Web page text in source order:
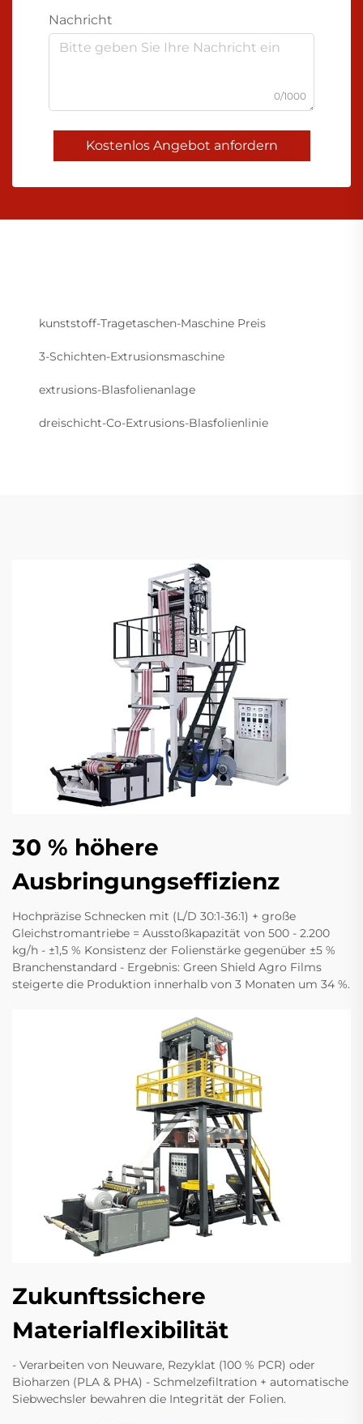
Nachricht
0/1000
Kostenlos Angebot anfordern
kunststoff-Tragetaschen-Maschine Preis
3-Schichten-Extrusionsmaschine
extrusions-Blasfolienanlage
dreischicht-Co-Extrusions-Blasfolienlinie
30 % höhere
Ausbringungseffizienz
Hochpräzise Schnecken mit (L/D 30:1-36:1) + große
Gleichstromantriebe = Ausstoßkapazität von 500 - 2.200
kg/h - ±1,5 % Konsistenz der Folienstärke gegenüber ±5 %
Branchenstandard - Ergebnis: Green Shield Agro Films
steigerte die Produktion innerhalb von 3 Monaten um 34 %.
Zukunftssichere
Materialflexibilität
- Verarbeiten von Neuware, Rezyklat (100 % PCR) oder
Bioharzen (PLA & PHA) - Schmelzefiltration + automatische
Siebwechsler bewahren die Integrität der Folien.